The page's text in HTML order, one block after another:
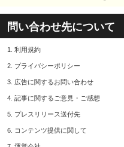
問い合わせ先について
1. 利用規約
2. プライバシーポリシー
3. 広告に関するお問い合わせ
4. 記事に関するご意見・ご感想
5. プレスリリース送付先
6. コンテンツ提供に関して